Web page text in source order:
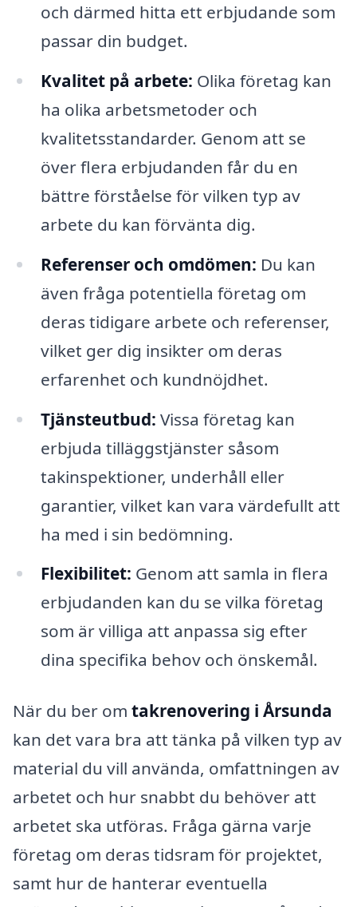
och därmed hitta ett erbjudande som
passar din budget.
Kvalitet på arbete: Olika företag kan
ha olika arbetsmetoder och
kvalitetsstandarder. Genom att se
över flera erbjudanden får du en
bättre förståelse för vilken typ av
arbete du kan förvänta dig.
Referenser och omdömen: Du kan
även fråga potentiella företag om
deras tidigare arbete och referenser,
vilket ger dig insikter om deras
erfarenhet och kundnöjdhet.
Tjänsteutbud: Vissa företag kan
erbjuda tilläggstjänster såsom
takinspektioner, underhåll eller
garantier, vilket kan vara värdefullt att
ha med i sin bedömning.
Flexibilitet: Genom att samla in flera
erbjudanden kan du se vilka företag
som är villiga att anpassa sig efter
dina specifika behov och önskemål.
När du ber om takrenovering i Årsunda
kan det vara bra att tänka på vilken typ av
material du vill använda, omfattningen av
arbetet och hur snabbt du behöver att
arbetet ska utföras. Fråga gärna varje
företag om deras tidsram för projektet,
samt hur de hanterar eventuella